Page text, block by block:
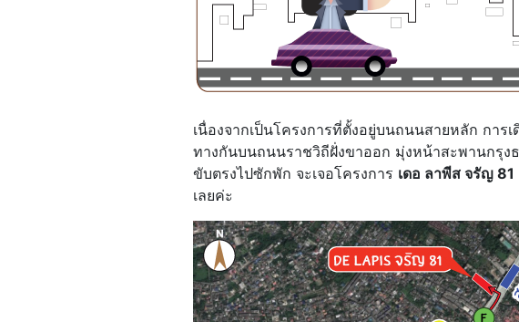
เนื่องจากเป็นโครงการที่ตั้งอยู่บนถนนสายหลัก การ
ทางกันบนถนนราชวิถีฝั่งขาออก มุ่งหน้าสะพานกรุง
ขับตรงไปซักพัก จะเจอโครงการ เดอ ลาพีส จรัญ 81
เลยค่ะ